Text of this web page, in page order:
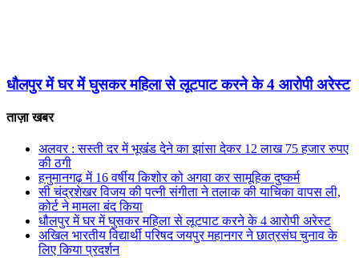
धौलपुर में घर में घुसकर महिला से लूटपाट करने के 4 आरोपी अरेस्ट
ताज़ा खबर
अलवर : सस्ती दर में भूखंंड देने का झांसा देकर 12 लाख 75 हजार रुपए
की ठगी
हनुमानगढ़ में 16 वर्षीय किशोर को अगवा कर सामूहिक दुष्कर्म
सी चंद्रशेखर विजय की पत्नी संगीता ने तलाक की याचिका वापस ली,
कोर्ट ने मामला बंद किया
धौलपुर में घर में घुसकर महिला से लूटपाट करने के 4 आरोपी अरेस्ट
अखिल भारतीय विद्यार्थी परिषद जयपुर महानगर ने छात्रसंघ चुनाव के
लिए किया प्रदर्शन